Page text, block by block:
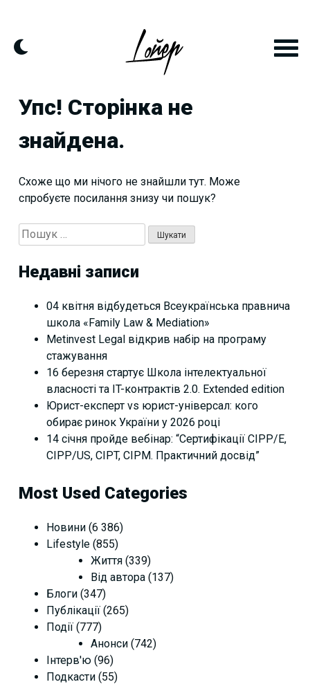
content
Упс! Сторінка не
знайдена.
Схоже що ми нічого не знайшли тут. Може
спробуєте посилання знизу чи пошук?
Пошук:
Недавні записи
04 квітня відбудеться Всеукраїнська правнича
школа «Family Law & Mediation»
Metinvest Legal відкрив набір на програму
стажування
16 березня стартує Школа інтелектуальної
власності та IT-контрактів 2.0. Extended edition
Юрист-експерт vs юрист-універсал: кого
обирає ринок України у 2026 році
14 січня пройде вебінар: “Сертифікації СІРР/Е,
CIPP/US, CIPT, CIPM. Практичний досвід”
Most Used Categories
Новини (6 386)
Lifestyle (855)
Життя (339)
Від автора (137)
Блоги (347)
Публікації (265)
Події (777)
Анонси (742)
Інтерв'ю (96)
Подкасти (55)